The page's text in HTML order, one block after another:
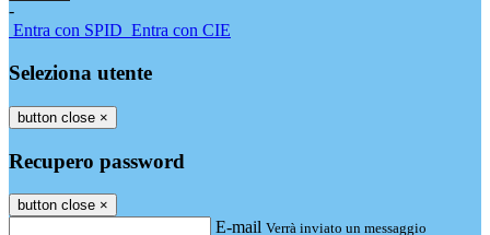
-
Entra con SPID Entra con CIE
Seleziona utente
button close ×
Recupero password
button close ×
E-mail Verrà inviato un messaggio